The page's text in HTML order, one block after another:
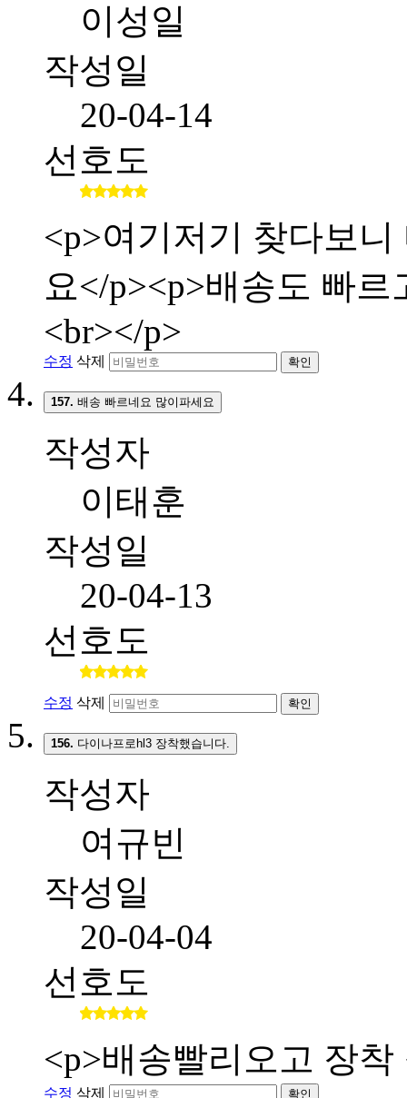
이성일
작성일
20-04-14
선호도
<p>여기저기 찾다보
요</p><p>배송도 빠
<br></p>
수정 삭제 확인
157. 배송 빠르네요 많이파세요
작성자
이태훈
작성일
20-04-13
선호도
수정 삭제 확인
156. 다이나프로hl3 장착했습니다.
작성자
여규빈
작성일
20-04-04
선호도
<p>배송빨리오고 장
수정 삭제 확인